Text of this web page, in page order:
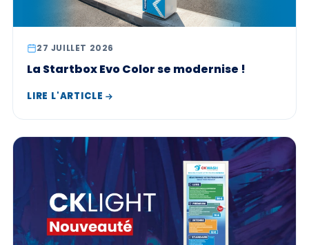
27 JUILLET 2026
La Startbox Evo Color se modernise !
LIRE L'ARTICLE